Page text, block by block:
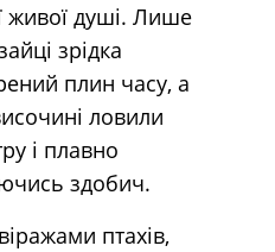
живої душі. Лише
зрідка
плин часу, а
ловили
і плавно
здобич.
птахів,